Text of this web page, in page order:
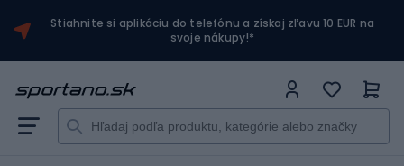
Stiahnite si aplikáciu do telefónu a získaj zľavu 10 EUR na
svoje nákupy!*